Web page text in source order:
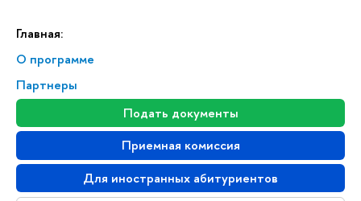
Главная:
О программе
Партнеры
Подать документы
Приемная комиссия
Для иностранных абитуриентов